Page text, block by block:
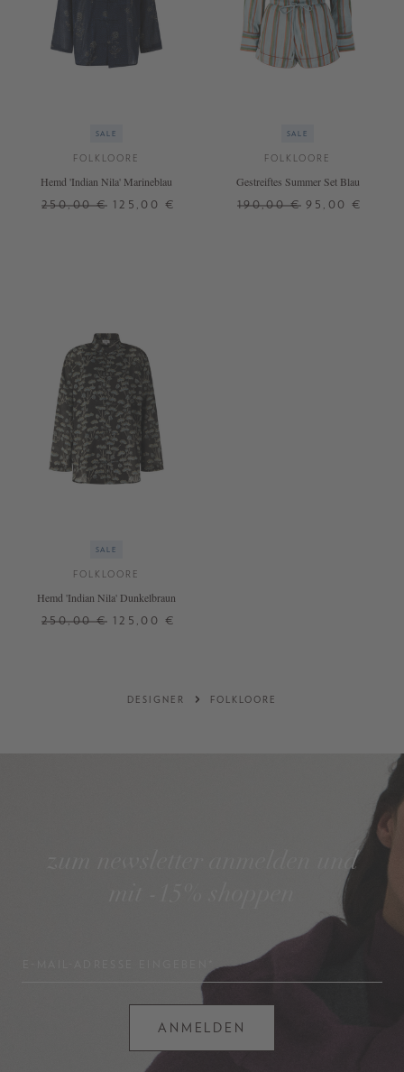
SALE
FOLKLOORE
Hemd 'Indian Nila' Marineblau
250,00 € 125,00 €
SALE
FOLKLOORE
Gestreiftes Summer Set Blau
190,00 € 95,00 €
SALE
FOLKLOORE
Hemd 'Indian Nila' Dunkelbraun
250,00 € 125,00 €
DESIGNER FOLKLOORE
zum newsletter anmelden und
ANMELDEN